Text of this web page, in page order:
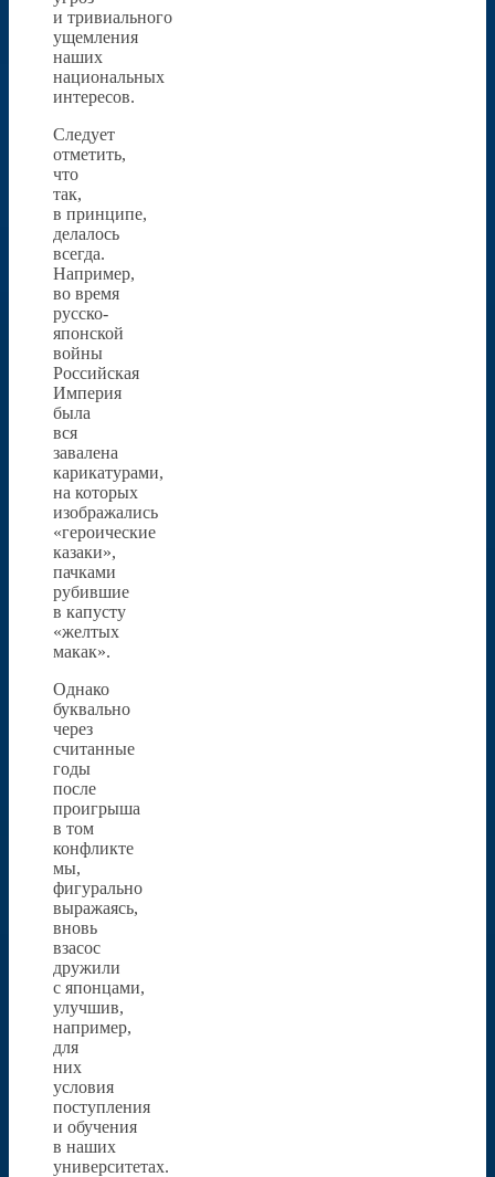
и тривиального
ущемления
наших
национальных
интересов.
Следует
отметить,
что
так,
в принципе,
делалось
всегда.
Например,
во время
русско-
японской
войны
Российская
Империя
была
вся
завалена
карикатурами,
на которых
изображались
«героические
казаки»,
пачками
рубившие
в капусту
«желтых
макак».
Однако
буквально
через
считанные
годы
после
проигрыша
в том
конфликте
мы,
фигурально
выражаясь,
вновь
взасос
дружили
с японцами,
улучшив,
например,
для
них
условия
поступления
и обучения
в наших
университетах.